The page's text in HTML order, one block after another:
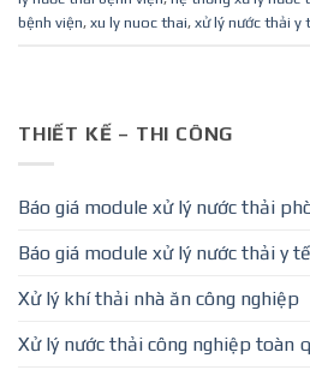
bệnh viện, xu ly nuoc thai, xử lý nước thải y
THIẾT KẾ – THI CÔNG
Báo giá module xử lý nước thải
Báo giá module xử lý nước thải y tế
Xử lý khí thải nhà ăn công nghiệp
Xử lý nước thải công nghiệp toàn